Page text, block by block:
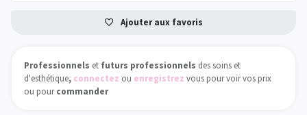
Ajouter aux favoris
Professionnels et futurs professionnels des soins et
d'esthétique, connectez ou enregistrez vous pour voir vos prix
ou pourcommander